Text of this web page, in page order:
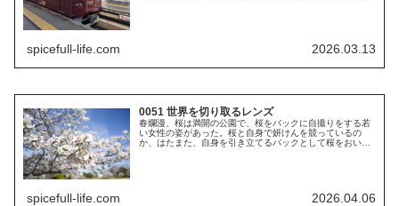
spicefull-life.com 2026.03.13
0051 世界を切り取るレンズ
春爛漫、桜は満開の公園で、桜をバックに自撮りをする若
い女性の姿があった。桜と自身で妍けんを競っているの
か、はたまた、自身を引き立てるバックとして桜をおいて
spicefull-life.com 2026.04.06